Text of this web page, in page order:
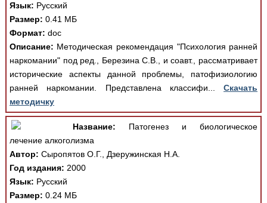
Язык: Русский
Размер: 0.41 МБ
Формат: doc
Описание: Методическая рекомендация "Психология ранней
наркомании" под ред., Березина С.В., и соавт., рассматривает
исторические аспекты данной проблемы, патофизиологию
ранней наркомании. Представлена классифи...Скачать
методичку
Название: Патогенез и биологическое
лечение алкоголизма
Автор: Сыропятов О.Г., Дзеружинская Н.А.
Год издания: 2000
Язык: Русский
Размер: 0.24 МБ